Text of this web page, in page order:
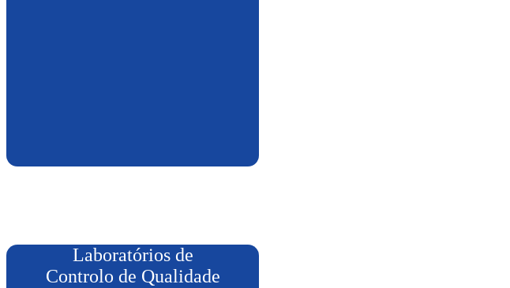
Laboratórios de
Controlo de Qualidade